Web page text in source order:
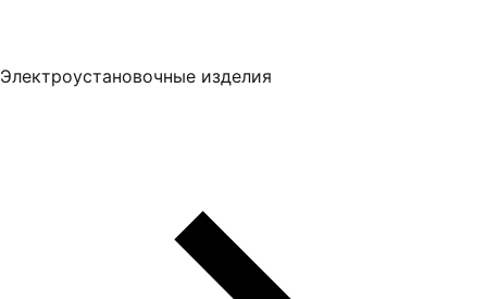
Электроустановочные изделия